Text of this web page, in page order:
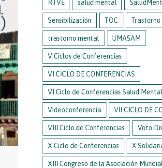
RTVE salud mental
Sensibilización TOC
trastorno mental UMASAM
V Ciclos de Conferencias
VI CICLO DE CONFERENCIAS
VI Ciclo de Conferencias Salud Mental
Videoconferencia VII CICLO DE
VIII Ciclo de Conferencias Voto
X Ciclo de Conferencias X
XIII Congreso de la Asociación